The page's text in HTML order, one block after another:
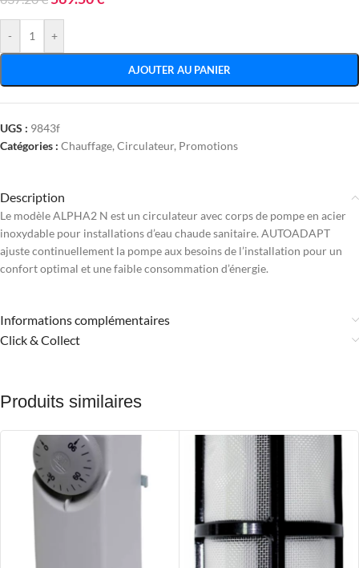
- +
AJOUTER AU PANIER
UGS : 9843f
Catégories : Chauffage, Circulateur, Promotions
Description
Le modèle ALPHA2 N est un circulateur avec corps de pompe en acier
inoxydable pour installations d’eau chaude sanitaire. AUTOADAPT
ajuste continuellement la pompe aux besoins de l’installation pour un
confort optimal et une faible consommation d’énergie.
Informations complémentaires
Click & Collect
Produits similaires